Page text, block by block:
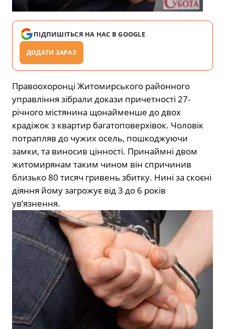
ПІДПИШІТЬСЯ НА НАС В GOOGLE
ДОДАТИ ЗАРАЗ
Правоохоронці Житомирського районного
управління зібрали докази причетності 27-
річного містянина щонайменше до двох
крадіжок з квартир багатоповерхівок. Чоловік
потрапляв до чужих осель, пошкоджуючи
замки, та виносив цінності. Принаймні двом
житомирянам таким чином він спричинив
близько 80 тисяч гривень збитку. Нині за скоєні
діяння йому загрожує від 3 до 6 років
ув’язнення.